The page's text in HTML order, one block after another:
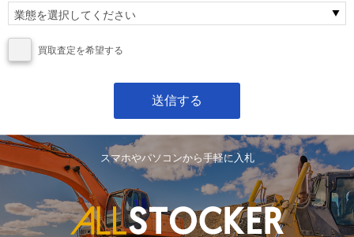
買取査定を希望する
スマホやパソコンから手軽に入札